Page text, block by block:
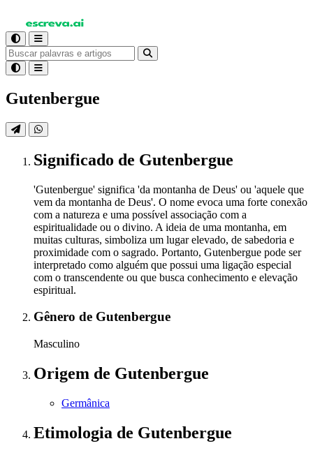
Gutenbergue
Significado de Gutenbergue
'Gutenbergue' significa 'da montanha de Deus' ou 'aquele que
vem da montanha de Deus'. O nome evoca uma forte conexão
com a natureza e uma possível associação com a
espiritualidade ou o divino. A ideia de uma montanha, em
muitas culturas, simboliza um lugar elevado, de sabedoria e
proximidade com o sagrado. Portanto, Gutenbergue pode ser
interpretado como alguém que possui uma ligação especial
com o transcendente ou que busca conhecimento e elevação
espiritual.
Gênero de Gutenbergue
Masculino
Origem de Gutenbergue
Germânica
Etimologia de Gutenbergue